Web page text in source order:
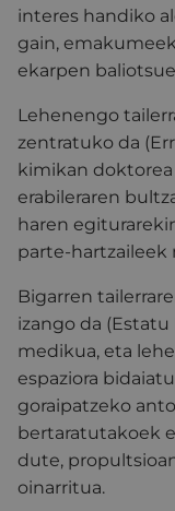
interes handiko
gain,
ekarpen
Lehenengo
zentratuko da
kimikan doktorea
erabileraren
haren
parte-
Bigarren
izango da (Estatu
medikua, eta
espaziora
goraipatzeko
bertaratutakoek
dute,
oinarritua.